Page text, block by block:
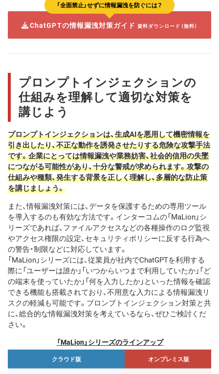
「全面禁止」せずに情報漏洩を防ぐには？
ChatGPTの情報漏洩対策ガイド資料ダウンロード（無料）
プロンプトインジェクションの
仕組みを理解して適切な対策を
講じよう
プロンプトインジェクションは、生成AIを悪用して機密情報を
引き出したり、不正な動作を誘発させたりする危険な攻撃手法
です。企業にとっては情報漏洩や業務妨害、社会的信用の失墜
につながる可能性があり、十分な警戒が求められます。攻撃の
仕組みや種類、発生する背景を正しく理解し、多層的な防止策
を講じましょう。
また、情報漏洩対策には、データを保護するための専用ツール
を導入するのも有効な方法です。インターコムの「MaLion」シ
リーズであれば、ファイルアクセスなどの各種操作のログ監視
やアクセス権限の設定、セキュリティポリシーに反する行為へ
の警告・制限などに対応しています。
「MaLion」シリーズには、従業員が社内でChatGPTを利用する
際に「ユーザーは誰か」「いつからいつまで利用していたか」「ど
の端末を使っていたか」「何を入力したか」といった情報を確認
できる機能も搭載されており、不用意な入力による情報漏洩リ
スクの軽減も可能です。プロンプトインジェクション対策と共
に、総合的な情報漏洩対策を考えているなら、ぜひご検討くだ
さい。
「MaLion」シリーズのラインアップ
クラウド版 オンプレミス版